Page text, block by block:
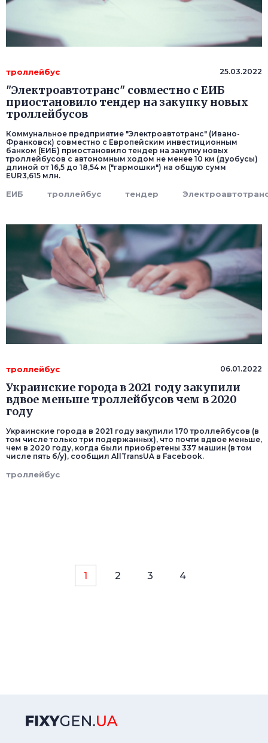
троллейбус 25.03.2022
"Электроавтотранс" совместно с ЕИБ
приостановило тендер на закупку новых
троллейбусов
Коммунальное предприятие "Электроавтотранс" (Ивано-
Франковск) совместно с Европейским инвестиционным
банком (ЕИБ) приостановило тендер на закупку новых
троллейбусов с автономным ходом не менее 10 км (дуобусы)
длиной от 16,5 до 18,54 м ("гармошки") на общую сумм
EUR3,615 млн.
ЕИБ троллейбус тендер
троллейбус 06.01.2022
Украинские города в 2021 году закупили
вдвое меньше троллейбусов чем в 2020
году
Украинские города в 2021 году закупили 170 троллейбусов (в
том числе только три подержанных), что почти вдвое меньше,
чем в 2020 году, когда были приобретены 337 машин (в том
числе пять б/у), сообщил AllTransUA в Facebook.
троллейбус
1 2 3 4